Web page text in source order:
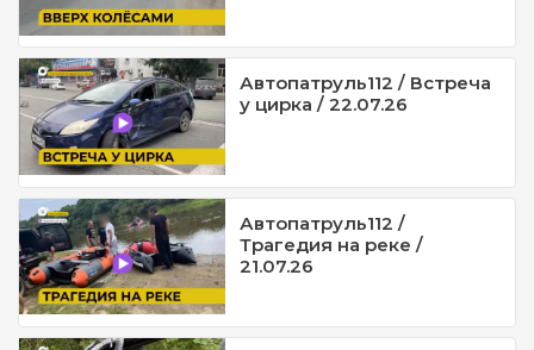
Автопатруль112 / Встреча
у цирка / 22.07.26
Автопатруль112 /
Трагедия на реке /
21.07.26